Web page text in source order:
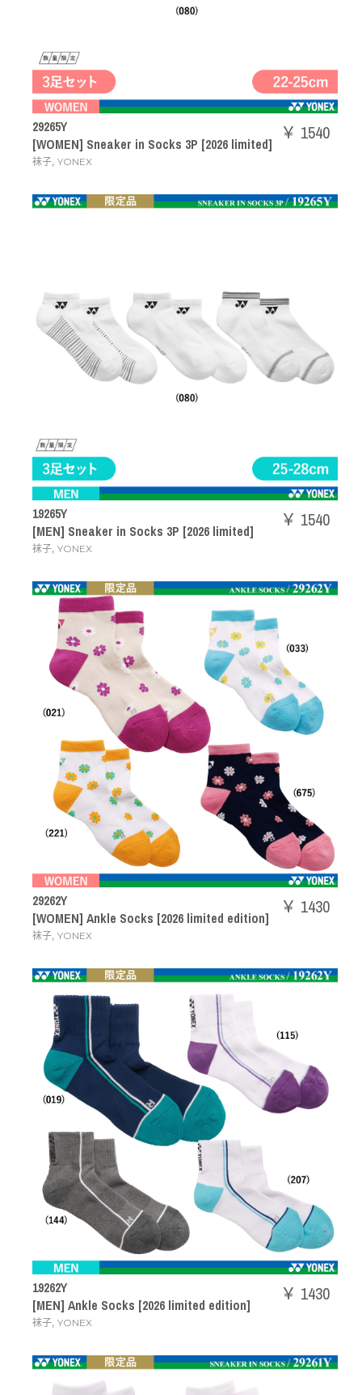
29265Y
[WOMEN] Sneaker in Socks 3P [2026 limited]
袜子, YONEX
￥ 1540
19265Y
[MEN] Sneaker in Socks 3P [2026 limited]
袜子, YONEX
￥ 1540
29262Y
[WOMEN] Ankle Socks [2026 limited edition]
袜子, YONEX
￥ 1430
19262Y
[MEN] Ankle Socks [2026 limited edition]
袜子, YONEX
￥ 1430